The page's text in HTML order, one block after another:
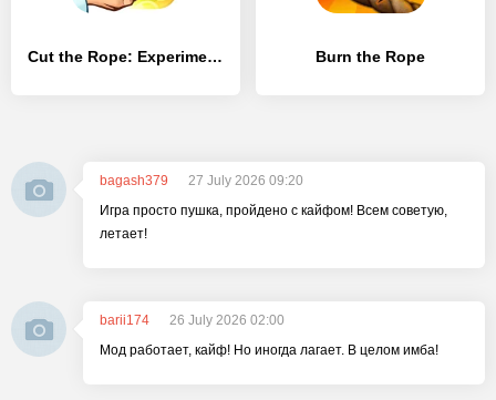
Cut the Rope: Experiments Burn the Rope
bagash379
27 July 2026 09:20
Игра просто пушка, пройдено с кайфом! Всем советую,
летает!
barii174
26 July 2026 02:00
Мод работает, кайф! Но иногда лагает. В целом имба!